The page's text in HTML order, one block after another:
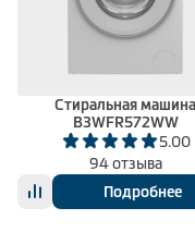
Стиральная машина
B3WFR572WW
5.00
94 отзыва
Подробнее